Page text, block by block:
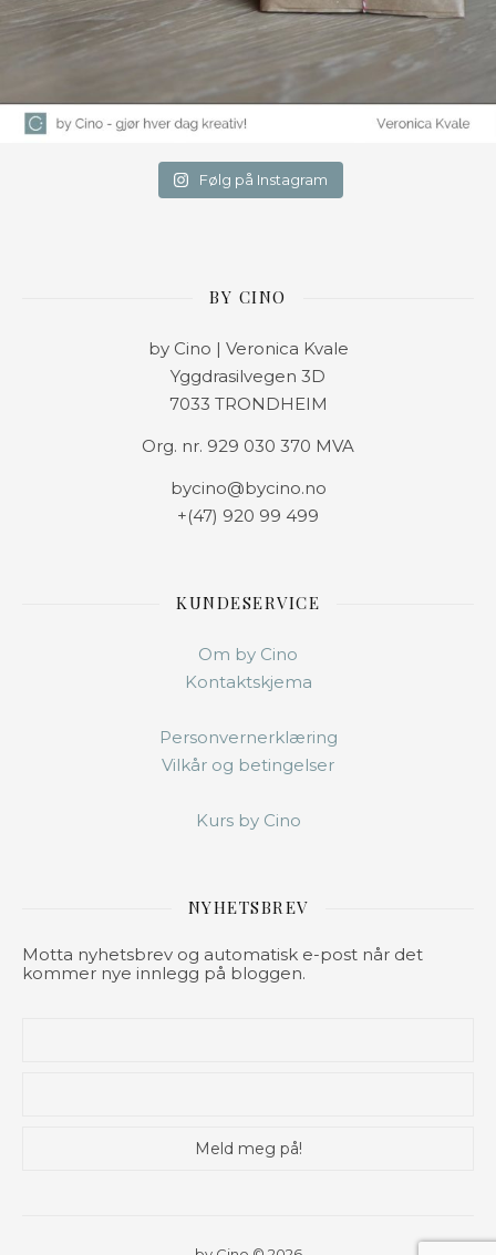
Følg på Instagram
BY CINO
by Cino | Veronica Kvale
Yggdrasilvegen 3D
7033 TRONDHEIM
Org. nr. 929 030 370 MVA
bycino@bycino.no
+(47) 920 99 499
KUNDESERVICE
Om by Cino
Kontaktskjema
Personvernerklæring
Vilkår og betingelser
Kurs by Cino
NYHETSBREV
Motta nyhetsbrev og automatisk e-post når det
kommer nye innlegg på bloggen.